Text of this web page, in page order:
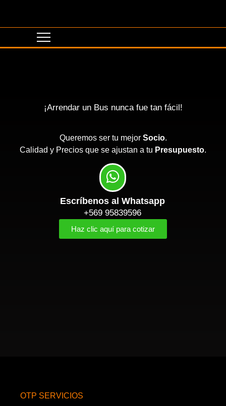
¡Arrendar un Bus nunca fue tan fácil!
Queremos ser tu mejor Socio.
Calidad y Precios que se ajustan a tu Presupuesto.
Escríbenos al Whatsapp
+569 95839596
Haz clic aquí para cotizar
OTP SERVICIOS